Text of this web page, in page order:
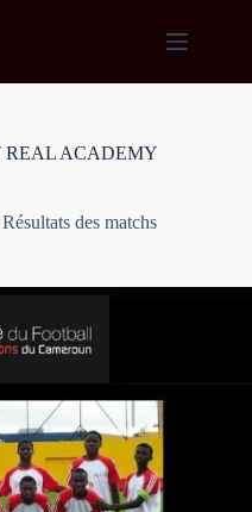
REAL ACADEMY
Résultats des matchs